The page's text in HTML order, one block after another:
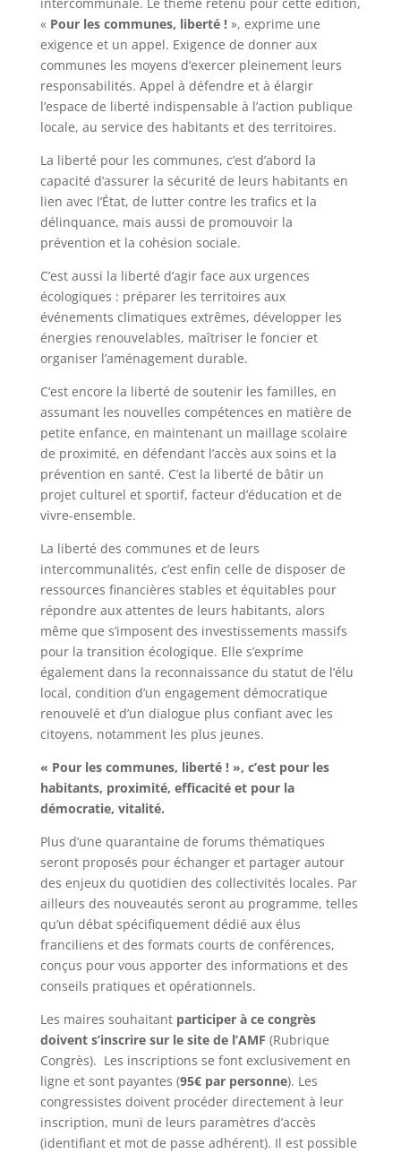
intercommunale. Le thème retenu pour cette édition,
« Pour les communes, liberté !», exprime une
exigence et un appel. Exigence de donner aux
communes les moyens d’exercer pleinement leurs
responsabilités. Appel à défendre et à élargir
l’espace de liberté indispensable à l’action publique
locale, au service des habitants et des territoires.
La liberté pour les communes, c’est d’abord la
capacité d’assurer la sécurité de leurs habitants en
lien avec l’État, de lutter contre les trafics et la
délinquance, mais aussi de promouvoir la
prévention et la cohésion sociale.
C’est aussi la liberté d’agir face aux urgences
écologiques : préparer les territoires aux
événements climatiques extrêmes, développer les
énergies renouvelables, maîtriser le foncier et
organiser l’aménagement durable.
C’est encore la liberté de soutenir les familles, en
assumant les nouvelles compétences en matière de
petite enfance, en maintenant un maillage scolaire
de proximité, en défendant l’accès aux soins et la
prévention en santé. C’est la liberté de bâtir un
projet culturel et sportif, facteur d’éducation et de
vivre-ensemble.
La liberté des communes et de leurs
intercommunalités, c’est enfin celle de disposer de
ressources financières stables et équitables pour
répondre aux attentes de leurs habitants, alors
même que s’imposent des investissements massifs
pour la transition écologique. Elle s’exprime
également dans la reconnaissance du statut de l’élu
local, condition d’un engagement démocratique
renouvelé et d’un dialogue plus confiant avec les
citoyens, notamment les plus jeunes.
« Pour les communes, liberté ! », c’est pour les
habitants, proximité, efficacité et pour la
démocratie, vitalité.
Plus d’une quarantaine de forums thématiques
seront proposés pour échanger et partager autour
des enjeux du quotidien des collectivités locales. Par
ailleurs des nouveautés seront au programme, telles
qu’un débat spécifiquement dédié aux élus
franciliens et des formats courts de conférences,
conçus pour vous apporter des informations et des
conseils pratiques et opérationnels.
Les maires souhaitant participer à ce congrès
doivent s’inscrire sur le site de l’AMF (Rubrique
Congrès). Les inscriptions se font exclusivement en
ligne et sont payantes (95€ par personne). Les
congressistes doivent procéder directement à leur
inscription, muni de leurs paramètres d’accès
(identifiant et mot de passe adhérent). Il est possible